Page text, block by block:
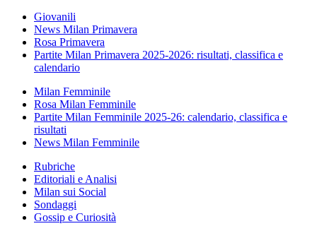
Giovanili
News Milan Primavera
Rosa Primavera
Partite Milan Primavera 2025-2026: risultati, classifica e
calendario
Milan Femminile
Rosa Milan Femminile
Partite Milan Femminile 2025-26: calendario, classifica e
risultati
News Milan Femminile
Rubriche
Editoriali e Analisi
Milan sui Social
Sondaggi
Gossip e Curiosità